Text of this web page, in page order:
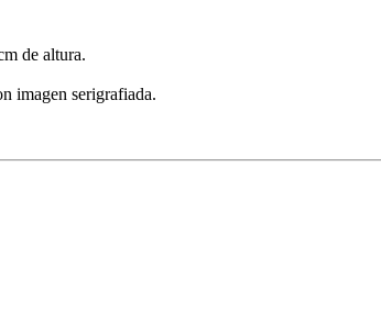
de altura.
imagen serigrafiada.